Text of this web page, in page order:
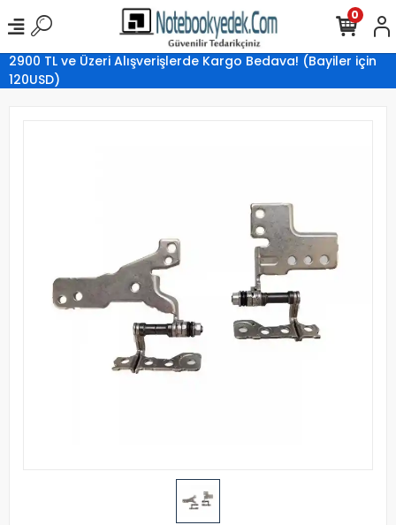
2900 TL ve Üzeri Alışverişlerde Kargo Bedava! (Bayiler için
120USD)
0